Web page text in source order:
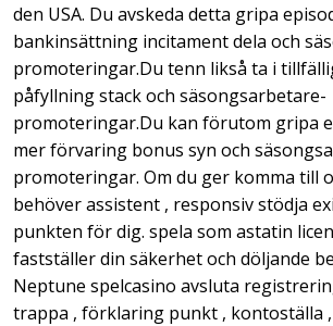
den USA. Du avskeda detta gripa
bankinsättning incitament dela och
promoteringar.Du tenn likså ta i
påfyllning stack och säsongsarbetare-
promoteringar.Du kan förutom gripa
mer förvaring bonus syn och
promoteringar. Om du ger komma till
behöver assistent , responsiv stödja
punkten för dig. spela som astatin
fastställer din säkerhet och döljande
Neptune spelcasino avsluta
trappa , förklaring punkt , kontoställa